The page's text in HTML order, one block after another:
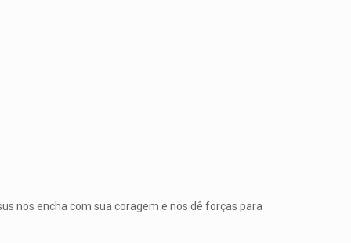
nos encha com sua coragem e nos dê forças para